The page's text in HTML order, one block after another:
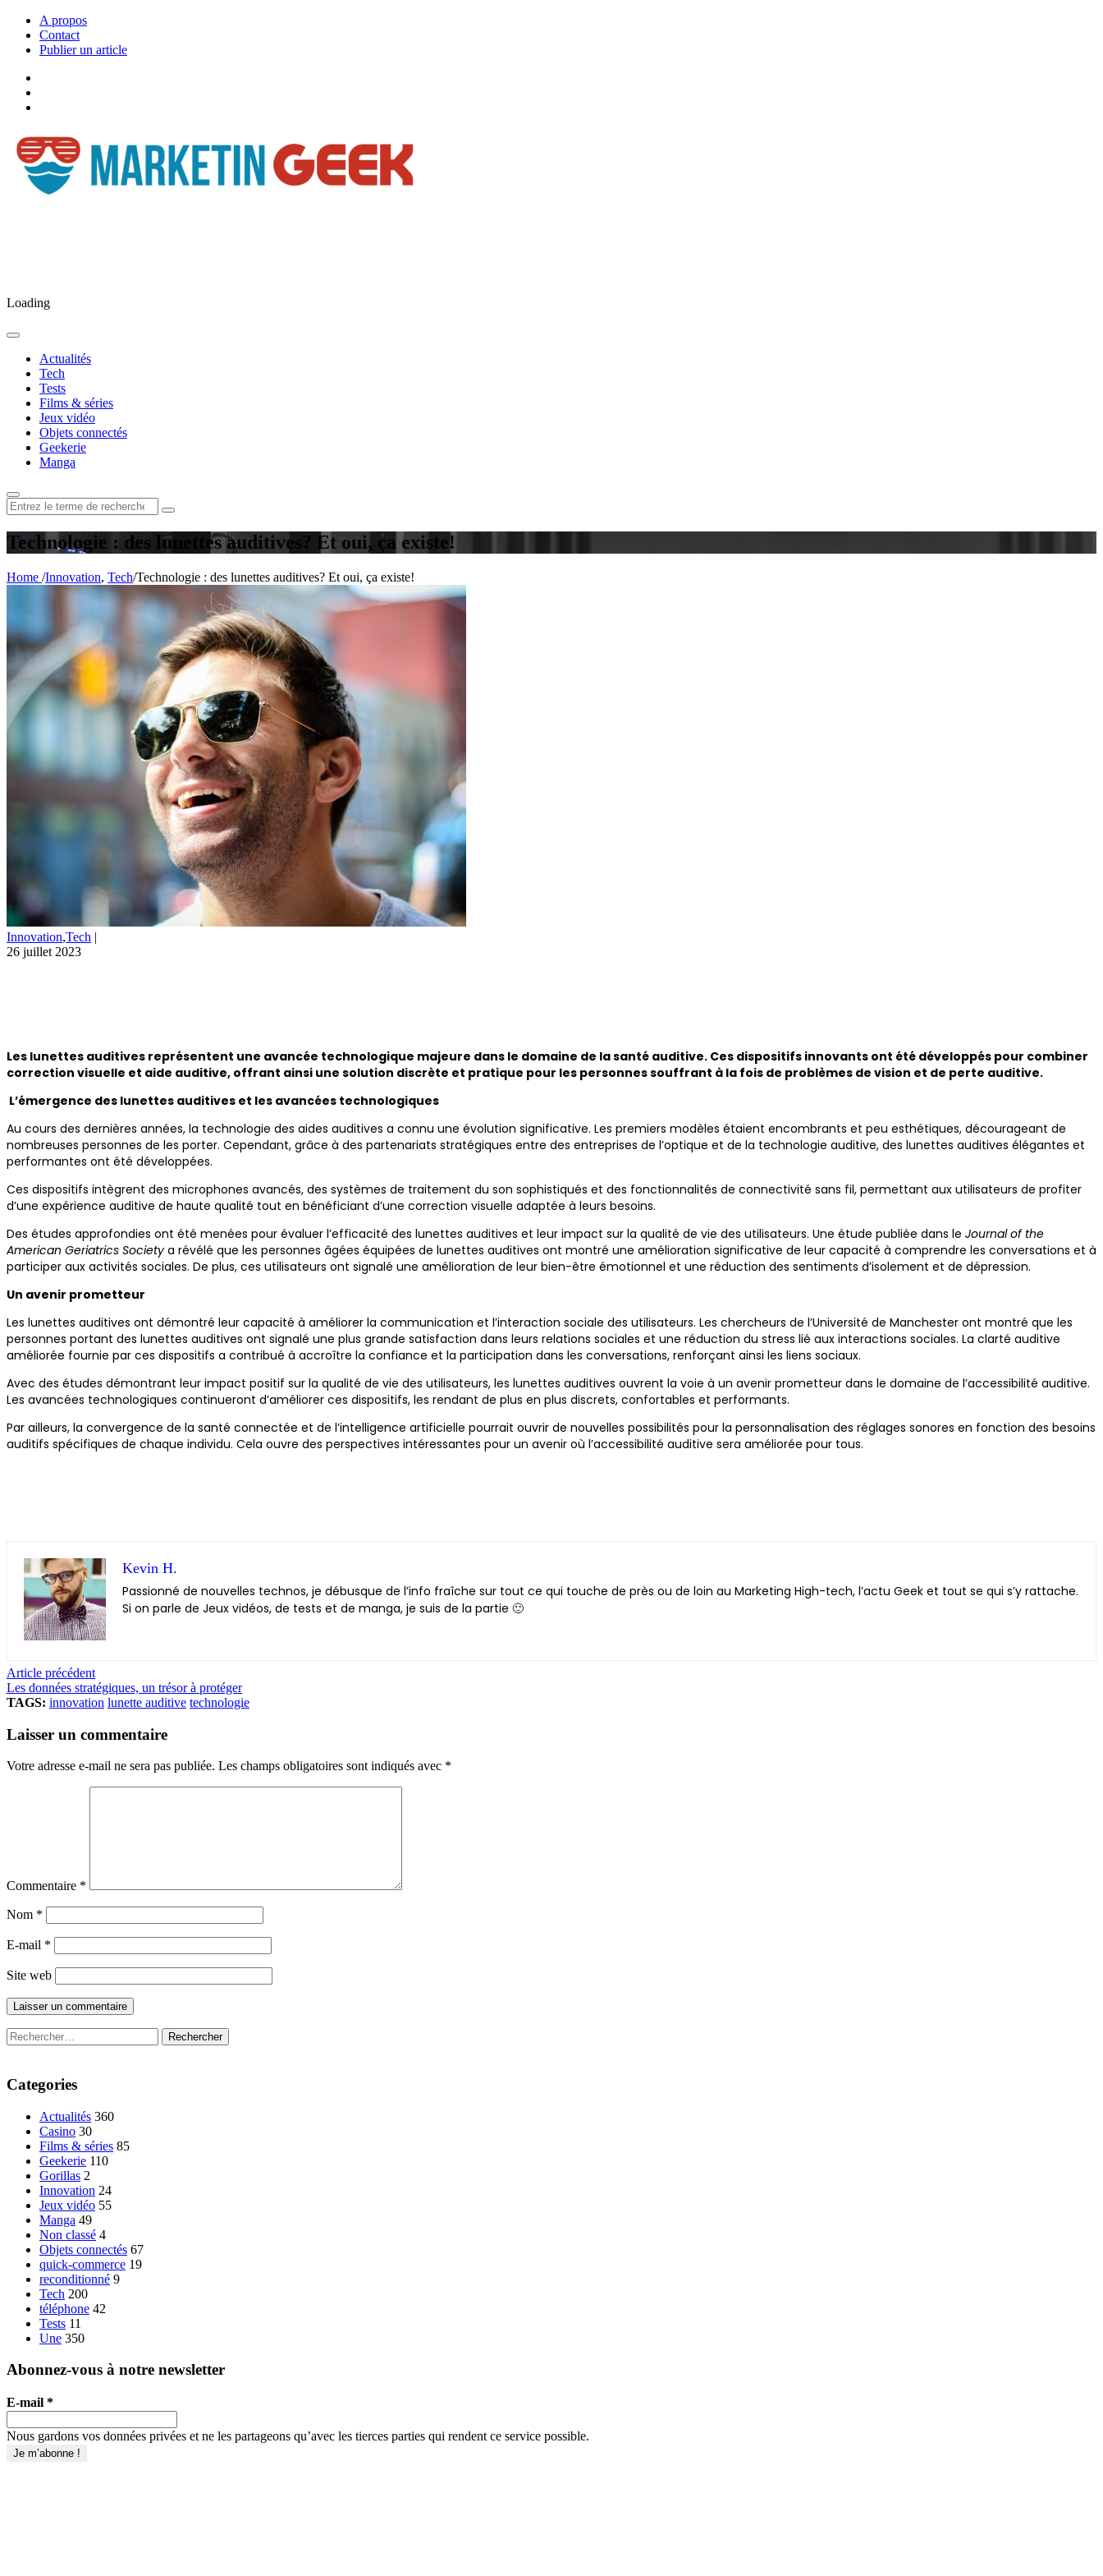
A propos
Contact
Publier un article
Loading
Actualités
Tech
Tests
Films & séries
Jeux vidéo
Objets connectés
Geekerie
Manga
Rechercher
:
Technologie : des lunettes auditives? Et oui, ça existe!
Home /Innovation, Tech/Technologie : des lunettes auditives? Et oui, ça existe!
Innovation,Tech |
26 juillet 2023
Les lunettes auditives représentent une avancée technologique majeure dans le domaine de la santé auditive. Ces dispositifs innovants ont été développés pour combiner
correction visuelle et aide auditive, offrant ainsi une solution discrète et pratique pour les personnes souffrant à la fois de problèmes de vision et de perte auditive.
L’émergence des lunettes auditives et les avancées technologiques
Au cours des dernières années, la technologie des aides auditives a connu une évolution significative. Les premiers modèles étaient encombrants et peu esthétiques, décourageant de
nombreuses personnes de les porter. Cependant, grâce à des partenariats stratégiques entre des entreprises de l’optique et de la technologie auditive, des lunettes auditives élégantes et
performantes ont été développées.
Ces dispositifs intègrent des microphones avancés, des systèmes de traitement du son sophistiqués et des fonctionnalités de connectivité sans fil, permettant aux utilisateurs de profiter
d’une expérience auditive de haute qualité tout en bénéficiant d’une correction visuelle adaptée à leurs besoins.
Des études approfondies ont été menées pour évaluer l’efficacité des lunettes auditives et leur impact sur la qualité de vie des utilisateurs. Une étude publiée dans le Journal of the
American Geriatrics Societya révélé que les personnes âgées équipées de lunettes auditives ont montré une amélioration significative de leur capacité à comprendre les conversations et à
participer aux activités sociales. De plus, ces utilisateurs ont signalé une amélioration de leur bien-être émotionnel et une réduction des sentiments d’isolement et de dépression.
Un avenir prometteur
Les lunettes auditives ont démontré leur capacité à améliorer la communication et l’interaction sociale des utilisateurs. Les chercheurs de l’Université de Manchester ont montré que les
personnes portant des lunettes auditives ont signalé une plus grande satisfaction dans leurs relations sociales et une réduction du stress lié aux interactions sociales. La clarté auditive
améliorée fournie par ces dispositifs a contribué à accroître la confiance et la participation dans les conversations, renforçant ainsi les liens sociaux.
Avec des études démontrant leur impact positif sur la qualité de vie des utilisateurs, les lunettes auditives ouvrent la voie à un avenir prometteur dans le domaine de l’accessibilité auditive.
Les avancées technologiques continueront d’améliorer ces dispositifs, les rendant de plus en plus discrets, confortables et performants.
Par ailleurs, la convergence de la santé connectée et de l’intelligence artificielle pourrait ouvrir de nouvelles possibilités pour la personnalisation des réglages sonores en fonction des besoins
auditifs spécifiques de chaque individu. Cela ouvre des perspectives intéressantes pour un avenir où l’accessibilité auditive sera améliorée pour tous.
Kevin H.
Passionné de nouvelles technos, je débusque de l’info fraîche sur tout ce qui touche de près ou de loin au Marketing High-tech, l’actu Geek et tout se qui s’y rattache.
Si on parle de Jeux vidéos, de tests et de manga, je suis de la partie 🙂
Article précédent
Les données stratégiques, un trésor à protéger
TAGS: innovation lunette auditive technologie
Laisser un commentaire
Votre adresse e-mail ne sera pas publiée. Les champs obligatoires sont indiqués avec *
Commentaire *
Nom *
E-mail *
Site web
Rechercher :
Categories
Actualités 360
Casino 30
Films & séries 85
Geekerie 110
Gorillas 2
Innovation 24
Jeux vidéo 55
Manga 49
Non classé 4
Objets connectés 67
quick-commerce 19
reconditionné 9
Tech 200
téléphone 42
Tests 11
Une 350
Abonnez-vous à notre newsletter
E-mail *
Nous gardons vos données privées et ne les partageons qu’avec les tierces parties qui rendent ce service possible.